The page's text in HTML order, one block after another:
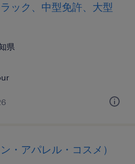
ック、中型免許、大型
県
・アパレル・コスメ）